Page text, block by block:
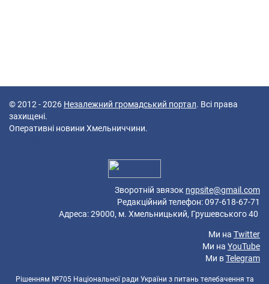
© 2012 - 2026 Незалежний громадський портал. Всі права
захищені.
Оперативні новини Хмельниччини.
Зворотній звязок ngpsite@gmail.com
Редакційний телефон: 097-618-67-71
Адреса: 29000, м. Хмельницький, Грушевського 40
Ми на Twitter
Ми на YouTube
Ми вTelegram
Рішенням №705 Національної ради України з питань телебачення та